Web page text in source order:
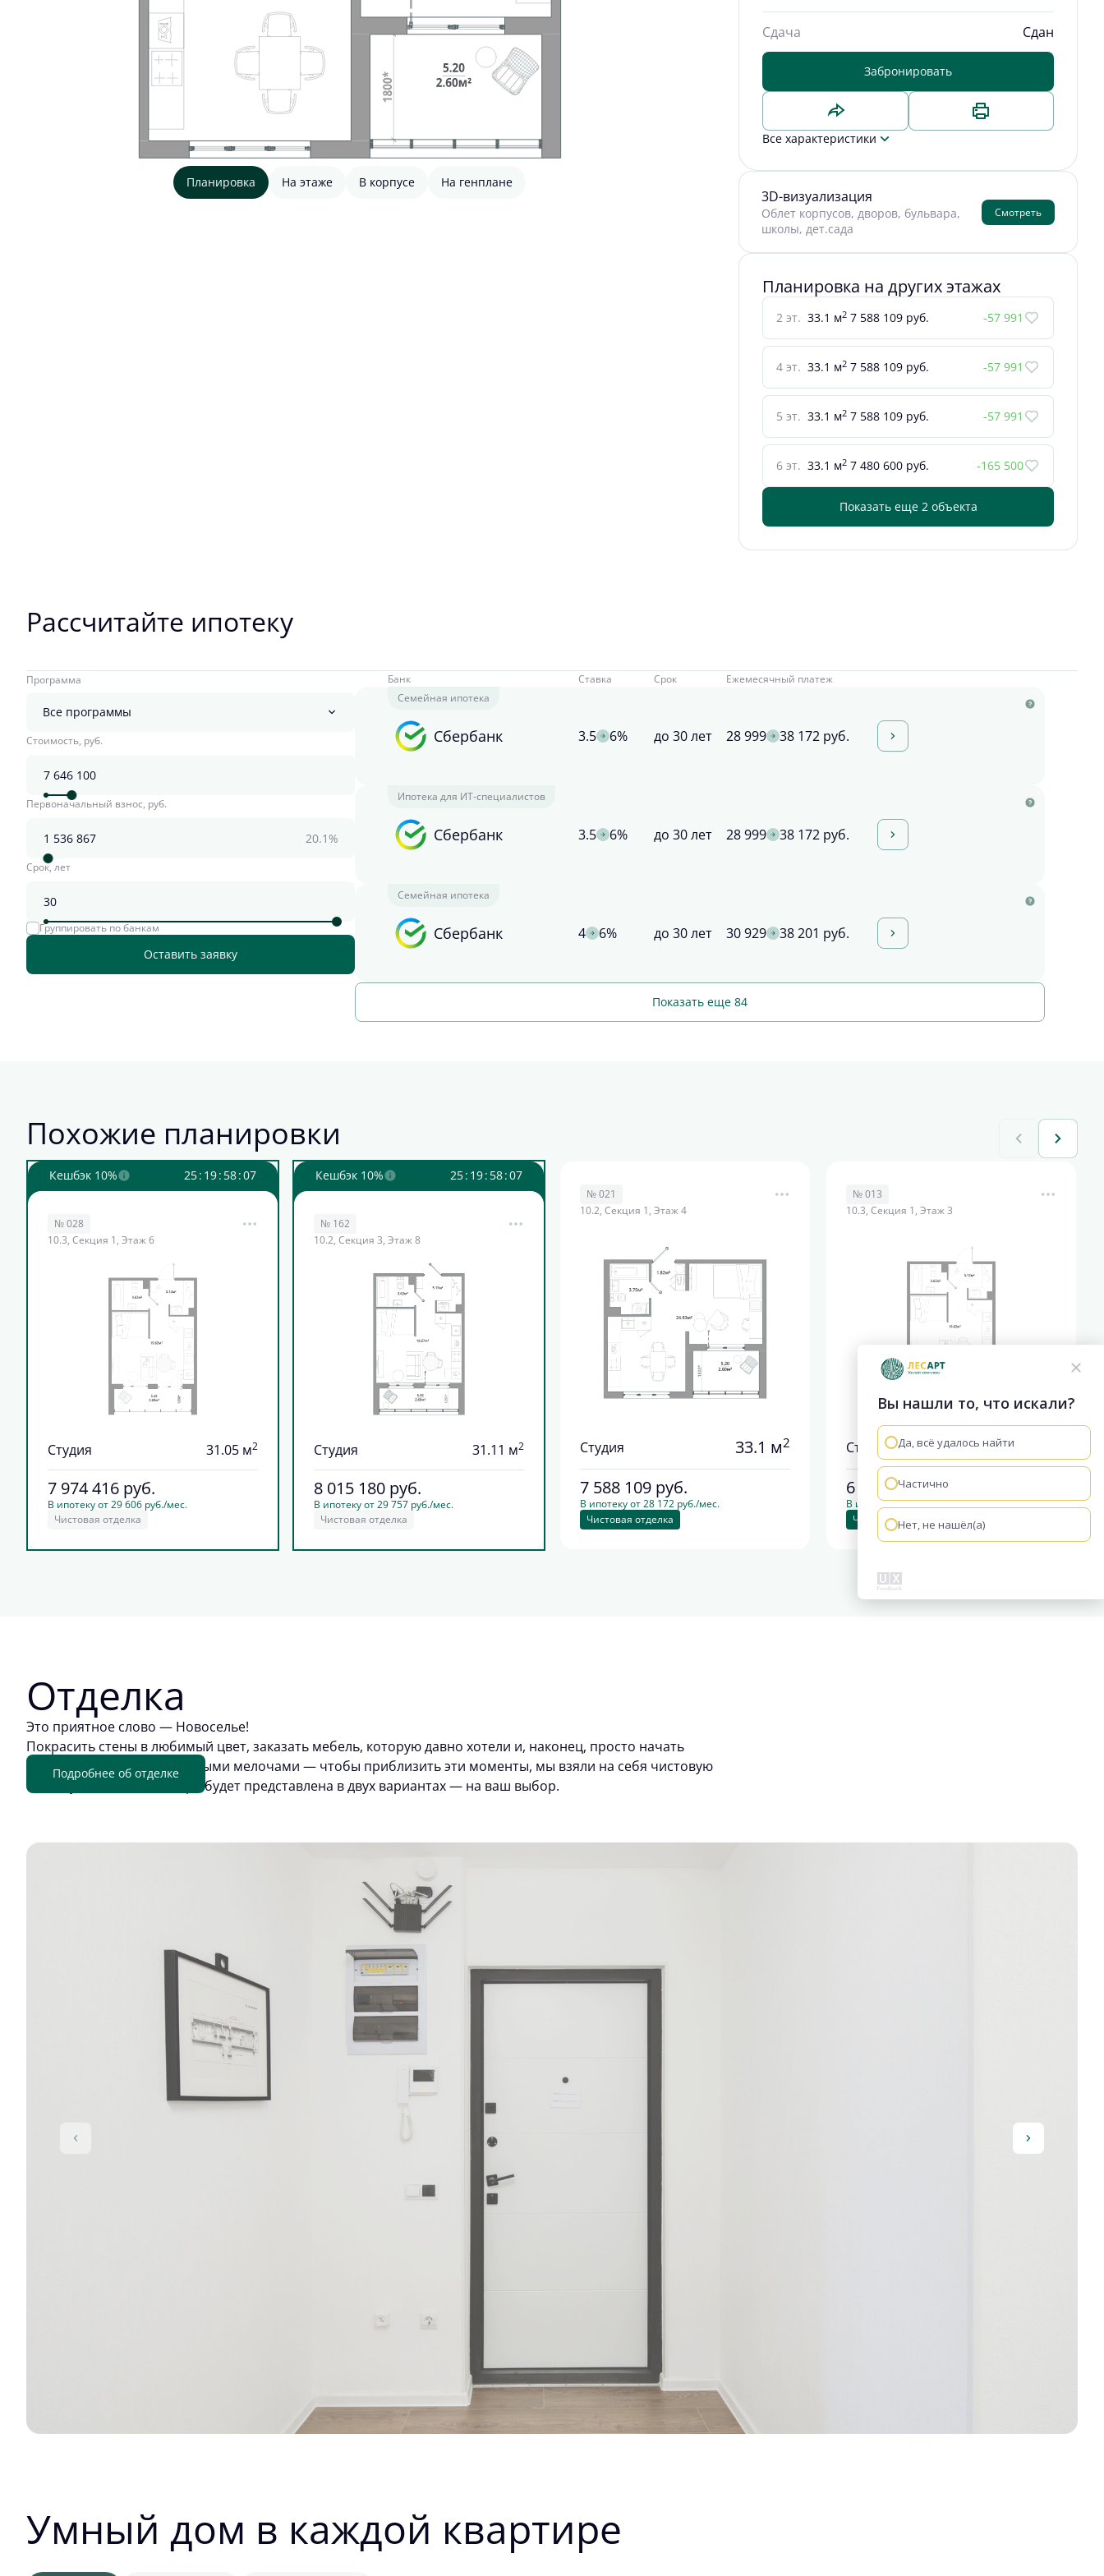
Планировка На этаже В корпусе На генплане
Сдача Сдан
Забронировать
Все характеристики
3D-визуализация
Облет корпусов, дворов, бульвара,
школы, дет.сада
Смотреть
Планировка на других этажах
2 эт. 33.1 м2 7 588 109 руб. -57 991
4 эт. 33.1 м2 7 588 109 руб. -57 991
5 эт. 33.1 м2 7 588 109 руб. -57 991
6 эт. 33.1 м2 7 480 600 руб. -165 500
Показать еще 2 объектa
Рассчитайте ипотеку
Программа
Все программы
Стоимость, руб.
Первоначальный взнос, руб.
20.1%
Срок, лет
Группировать по банкам
Оставить заявку
Банк Ставка Срок
Ежемесячный платеж
Семейная ипотека
Сбербанк 3.5 6% до 30 лет 28 999 38 172 руб.
Ипотека для ИТ-специалистов
Сбербанк 3.5 6% до 30 лет 28 999 38 172 руб.
Семейная ипотека
Сбербанк 4 6% до 30 лет 30 929 38 201 руб.
Показать еще 84
Похожие планировки
Кешбэк 10% 25: 19: 58:05
№ 028
10.3, Секция 1, Этаж 6
Студия 31.05 м2
7 974 416 руб.
В ипотеку от 29 606 руб./мес.
Чистовая отделка
Кешбэк 10% 25: 19: 58:05
№ 162
10.2, Секция 3, Этаж 8
Студия 31.11 м2
8 015 180 руб.
В ипотеку от 29 757 руб./мес.
Чистовая отделка
№ 021
10.2, Секция 1, Этаж 4
Студия 33.1 м2
7 588 109 руб.
В ипотеку от 28 172 руб./мес.
Чистовая отделка
№ 013
10.3, Секция 1, Этаж 3
Студия 31.05 м
6 998 918руб.
В ипотеку от 25 984 руб./мес.
Чистовая отделка
Отделка
Это приятное слово — Новоселье!
Покрасить стены в любимый цвет, заказать мебель, которую давно хотели и, наконец, просто начать
обживать квартиру приятными мелочами — чтобы приблизить эти моменты, мы взяли на себя чистовую
отделку. Цветовая палитра будет представлена в двух вариантах — на ваш выбор.
Подробнее об отделке
Умный дом в каждой квартире
Вы нашли то, что искали?
Да, всё удалось найти
Частично
Нет, не нашёл(а)